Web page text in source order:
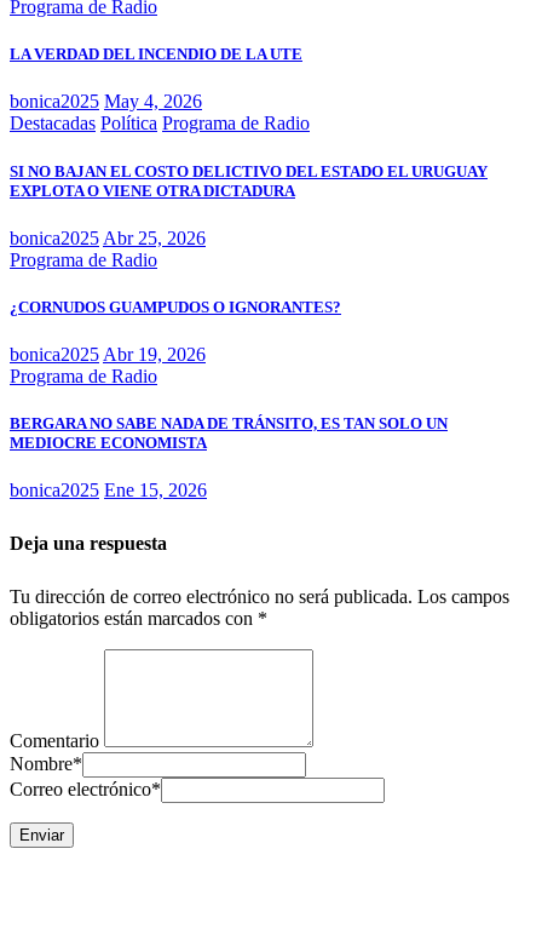
Programa de Radio
LA VERDAD DEL INCENDIO DE LA UTE
bonica2025 May 4, 2026
Destacadas Política Programa de Radio
SI NO BAJAN EL COSTO DELICTIVO DEL ESTADO EL URUGUAY
EXPLOTA O VIENE OTRA DICTADURA
bonica2025 Abr 25, 2026
Programa de Radio
¿CORNUDOS GUAMPUDOS O IGNORANTES?
bonica2025 Abr 19, 2026
Programa de Radio
BERGARA NO SABE NADA DE TRÁNSITO, ES TAN SOLO UN
MEDIOCRE ECONOMISTA
bonica2025 Ene 15, 2026
Deja una respuesta
Tu dirección de correo electrónico no será publicada. Los campos
obligatorios están marcados con *
Comentario
Nombre*
Correo electrónico*